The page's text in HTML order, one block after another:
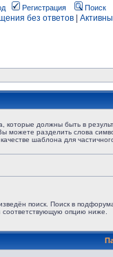
Регистрация Поиск
без ответов
которые должны быть в
можете разделить слова
качестве шаблона для
поиск. Поиск в
соответствующую опцию ниже.